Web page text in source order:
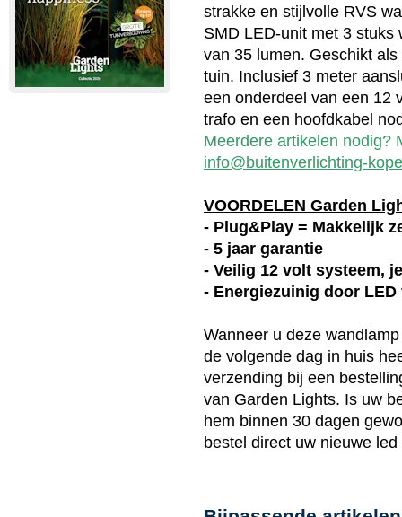
strakke en stijlvolle RVS
SMD LED-unit met 3 stuks
van 35 lumen. Geschikt
tuin. Inclusief 3 meter
een onderdeel van een 12
trafo en een hoofdkabel
Meerdere artikelen nodig?
info@buitenverlichting-
VOORDELEN Garden
- Plug&Play = Makkelijk
- 5 jaar garantie
- Veilig 12 volt systeem,
- Energiezuinig door
Wanneer u deze wandlamp
de volgende dag in huis
verzending bij een
van Garden Lights. Is uw
hem binnen 30 dagen
bestel direct uw nieuwe